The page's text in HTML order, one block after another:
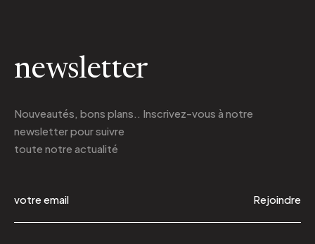
newsletter
Nouveautés, bons plans.. Inscrivez-vous à notre
newsletterpour suivre
toute notre actualité
Rejoindre